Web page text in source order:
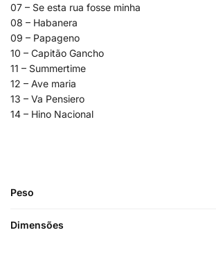
07 – Se esta rua fosse minha
08 – Habanera
09 – Papageno
10 – Capitão Gancho
11 – Summertime
12 – Ave maria
13 – Va Pensiero
14 – Hino Nacional
Peso
Dimensões